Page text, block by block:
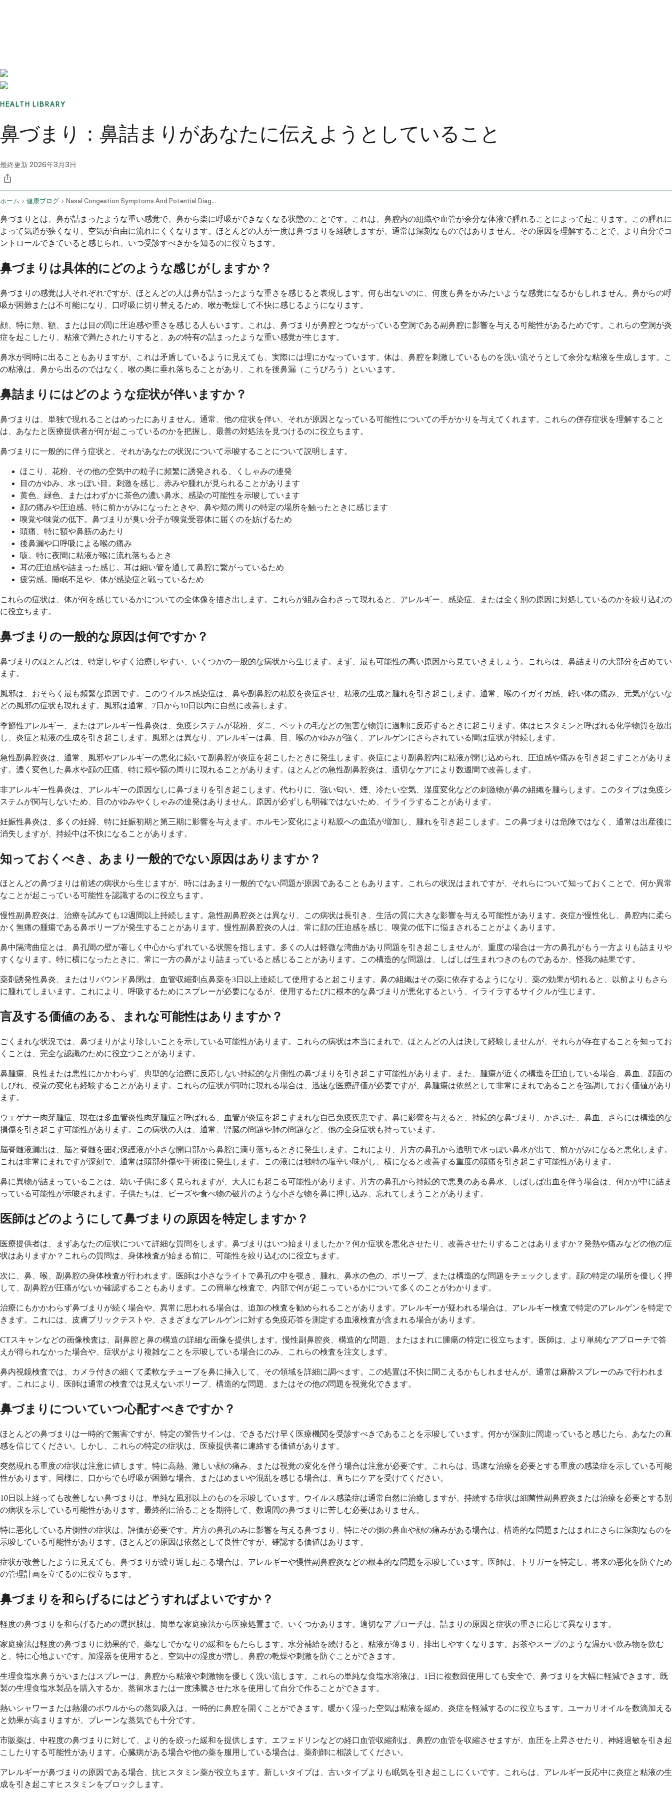
HEALTH LIBRARY
鼻づまり：鼻詰まりがあなたに伝えようとしていること
最終更新2026年3月3日
ホーム 健康ブログ Nasal Congestion Symptoms And Potential Diagnosis
鼻づまりとは、鼻が詰まったような重い感覚で、鼻から楽に呼吸ができなくなる状態のことです。これは、鼻腔内の組織や血管が余分な体液で腫れることによって起こります。この腫れに
よって気道が狭くなり、空気が自由に流れにくくなります。ほとんどの人が一度は鼻づまりを経験しますが、通常は深刻なものではありません。その原因を理解することで、より自分でコ
ントロールできていると感じられ、いつ受診すべきかを知るのに役立ちます。
鼻づまりは具体的にどのような感じがしますか？
鼻づまりの感覚は人それぞれですが、ほとんどの人は鼻が詰まったような重さを感じると表現します。何も出ないのに、何度も鼻をかみたいような感覚になるかもしれません。鼻からの呼
吸が困難または不可能になり、口呼吸に切り替えるため、喉が乾燥して不快に感じるようになります。
顔、特に頬、額、または目の間に圧迫感や重さを感じる人もいます。これは、鼻づまりが鼻腔とつながっている空洞である副鼻腔に影響を与える可能性があるためです。これらの空洞が炎
症を起こしたり、粘液で満たされたりすると、あの特有の詰まったような重い感覚が生じます。
鼻水が同時に出ることもありますが、これは矛盾しているように見えても、実際には理にかなっています。体は、鼻腔を刺激しているものを洗い流そうとして余分な粘液を生成します。こ
の粘液は、鼻から出るのではなく、喉の奥に垂れ落ちることがあり、これを後鼻漏（こうびろう）といいます。
鼻詰まりにはどのような症状が伴いますか？
鼻づまりは、単独で現れることはめったにありません。通常、他の症状を伴い、それが原因となっている可能性についての手がかりを与えてくれます。これらの併存症状を理解すること
は、あなたと医療提供者が何が起こっているのかを把握し、最善の対処法を見つけるのに役立ちます。
鼻づまりに一般的に伴う症状と、それがあなたの状況について示唆することについて説明します。
ほこり、花粉、その他の空気中の粒子に頻繁に誘発される、くしゃみの連発
目のかゆみ、水っぽい目。刺激を感じ、赤みや腫れが見られることがあります
黄色、緑色、またはわずかに茶色の濃い鼻水。感染の可能性を示唆しています
顔の痛みや圧迫感。特に前かがみになったときや、鼻や頬の周りの特定の場所を触ったときに感じます
嗅覚や味覚の低下。鼻づまりが臭い分子が嗅覚受容体に届くのを妨げるため
頭痛、特に額や鼻筋のあたり
後鼻漏や口呼吸による喉の痛み
咳。特に夜間に粘液が喉に流れ落ちるとき
耳の圧迫感や詰まった感じ。耳は細い管を通して鼻腔に繋がっているため
疲労感。睡眠不足や、体が感染症と戦っているため
これらの症状は、体が何を感じているかについての全体像を描き出します。これらが組み合わさって現れると、アレルギー、感染症、または全く別の原因に対処しているのかを絞り込むの
に役立ちます。
鼻づまりの一般的な原因は何ですか？
鼻づまりのほとんどは、特定しやすく治療しやすい、いくつかの一般的な病状から生じます。まず、最も可能性の高い原因から見ていきましょう。これらは、鼻詰まりの大部分を占めてい
ます。
風邪は、おそらく最も頻繁な原因です。このウイルス感染症は、鼻や副鼻腔の粘膜を炎症させ、粘液の生成と腫れを引き起こします。通常、喉のイガイガ感、軽い体の痛み、元気がないな
どの風邪の症状も現れます。風邪は通常、7日から10日以内に自然に改善します。
季節性アレルギー、またはアレルギー性鼻炎は、免疫システムが花粉、ダニ、ペットの毛などの無害な物質に過剰に反応するときに起こります。体はヒスタミンと呼ばれる化学物質を放出
し、炎症と粘液の生成を引き起こします。風邪とは異なり、アレルギーは鼻、目、喉のかゆみが強く、アレルゲンにさらされている間は症状が持続します。
急性副鼻腔炎は、通常、風邪やアレルギーの悪化に続いて副鼻腔が炎症を起こしたときに発生します。炎症により副鼻腔内に粘液が閉じ込められ、圧迫感や痛みを引き起こすことがありま
す。濃く変色した鼻水や顔の圧痛、特に頬や額の周りに現れることがあります。ほとんどの急性副鼻腔炎は、適切なケアにより数週間で改善します。
非アレルギー性鼻炎は、アレルギーの原因なしに鼻づまりを引き起こします。代わりに、強い匂い、煙、冷たい空気、湿度変化などの刺激物が鼻の組織を腫らします。このタイプは免疫シ
ステムが関与しないため、目のかゆみやくしゃみの連発はありません。原因が必ずしも明確ではないため、イライラすることがあります。
妊娠性鼻炎は、多くの妊婦、特に妊娠初期と第三期に影響を与えます。ホルモン変化により粘膜への血流が増加し、腫れを引き起こします。この鼻づまりは危険ではなく、通常は出産後に
消失しますが、持続中は不快になることがあります。
知っておくべき、あまり一般的でない原因はありますか？
ほとんどの鼻づまりは前述の病状から生じますが、時にはあまり一般的でない問題が原因であることもあります。これらの状況はまれですが、それらについて知っておくことで、何か異常
なことが起こっている可能性を認識するのに役立ちます。
慢性副鼻腔炎は、治療を試みても12週間以上持続します。急性副鼻腔炎とは異なり、この病状は長引き、生活の質に大きな影響を与える可能性があります。炎症が慢性化し、鼻腔内に柔ら
かく無痛の腫瘍である鼻ポリープが発生することがあります。慢性副鼻腔炎の人は、常に顔の圧迫感を感じ、嗅覚の低下に悩まされることがよくあります。
鼻中隔湾曲症とは、鼻孔間の壁が著しく中心からずれている状態を指します。多くの人は軽微な湾曲があり問題を引き起こしませんが、重度の場合は一方の鼻孔がもう一方よりも詰まりや
すくなります。特に横になったときに、常に一方の鼻がより詰まっていると感じることがあります。この構造的な問題は、しばしば生まれつきのものであるか、怪我の結果です。
薬剤誘発性鼻炎、またはリバウンド鼻閉は、血管収縮剤点鼻薬を3日以上連続して使用すると起こります。鼻の組織はその薬に依存するようになり、薬の効果が切れると、以前よりもさら
に腫れてしまいます。これにより、呼吸するためにスプレーが必要になるが、使用するたびに根本的な鼻づまりが悪化するという、イライラするサイクルが生じます。
言及する価値のある、まれな可能性はありますか？
ごくまれな状況では、鼻づまりがより珍しいことを示している可能性があります。これらの病状は本当にまれで、ほとんどの人は決して経験しませんが、それらが存在することを知ってお
くことは、完全な認識のために役立つことがあります。
鼻腫瘍、良性または悪性にかかわらず、典型的な治療に反応しない持続的な片側性の鼻づまりを引き起こす可能性があります。また、腫瘍が近くの構造を圧迫している場合、鼻血、顔面の
しびれ、視覚の変化も経験することがあります。これらの症状が同時に現れる場合は、迅速な医療評価が必要ですが、鼻腫瘍は依然として非常にまれであることを強調しておく価値があり
ます。
ウェゲナー肉芽腫症、現在は多血管炎性肉芽腫症と呼ばれる、血管が炎症を起こすまれな自己免疫疾患です。鼻に影響を与えると、持続的な鼻づまり、かさぶた、鼻血、さらには構造的な
損傷を引き起こす可能性があります。この病状の人は、通常、腎臓の問題や肺の問題など、他の全身症状も持っています。
脳脊髄液漏出は、脳と脊髄を囲む保護液が小さな開口部から鼻腔に滴り落ちるときに発生します。これにより、片方の鼻孔から透明で水っぽい鼻水が出て、前かがみになると悪化します。
これは非常にまれですが深刻で、通常は頭部外傷や手術後に発生します。この液には独特の塩辛い味がし、横になると改善する重度の頭痛を引き起こす可能性があります。
鼻に異物が詰まっていることは、幼い子供に多く見られますが、大人にも起こる可能性があります。片方の鼻孔から持続的で悪臭のある鼻水、しばしば出血を伴う場合は、何かが中に詰ま
っている可能性が示唆されます。子供たちは、ビーズや食べ物の破片のような小さな物を鼻に押し込み、忘れてしまうことがあります。
医師はどのようにして鼻づまりの原因を特定しますか？
医療提供者は、まずあなたの症状について詳細な質問をします。鼻づまりはいつ始まりましたか？何か症状を悪化させたり、改善させたりすることはありますか？発熱や痛みなどの他の症
状はありますか？これらの質問は、身体検査が始まる前に、可能性を絞り込むのに役立ちます。
次に、鼻、喉、副鼻腔の身体検査が行われます。医師は小さなライトで鼻孔の中を覗き、腫れ、鼻水の色の、ポリープ、または構造的な問題をチェックします。顔の特定の場所を優しく押
して、副鼻腔が圧痛がないか確認することもあります。この簡単な検査で、内部で何が起こっているかについて多くのことがわかります。
治療にもかかわらず鼻づまりが続く場合や、異常に思われる場合は、追加の検査を勧められることがあります。アレルギーが疑われる場合は、アレルギー検査で特定のアレルゲンを特定で
きます。これには、皮膚プリックテストや、さまざまなアレルゲンに対する免疫応答を測定する血液検査が含まれる場合があります。
CTスキャンなどの画像検査は、副鼻腔と鼻の構造の詳細な画像を提供します。慢性副鼻腔炎、構造的な問題、またはまれに腫瘍の特定に役立ちます。医師は、より単純なアプローチで答
えが得られなかった場合や、症状がより複雑なことを示唆している場合にのみ、これらの検査を注文します。
鼻内視鏡検査では、カメラ付きの細くて柔軟なチューブを鼻に挿入して、その領域を詳細に調べます。この処置は不快に聞こえるかもしれませんが、通常は麻酔スプレーのみで行われま
す。これにより、医師は通常の検査では見えないポリープ、構造的な問題、またはその他の問題を視覚化できます。
鼻づまりについていつ心配すべきですか？
ほとんどの鼻づまりは一時的で無害ですが、特定の警告サインは、できるだけ早く医療機関を受診すべきであることを示唆しています。何かが深刻に間違っていると感じたら、あなたの直
感を信じてください。しかし、これらの特定の症状は、医療提供者に連絡する価値があります。
突然現れる重度の症状は注意に値します。特に高熱、激しい顔の痛み、または視覚の変化を伴う場合は注意が必要です。これらは、迅速な治療を必要とする重度の感染症を示している可能
性があります。同様に、口からでも呼吸が困難な場合、またはめまいや混乱を感じる場合は、直ちにケアを受けてください。
10日以上経っても改善しない鼻づまりは、単純な風邪以上のものを示唆しています。ウイルス感染症は通常自然に治癒しますが、持続する症状は細菌性副鼻腔炎または治療を必要とする別
の病状を示している可能性があります。最終的に治ることを期待して、数週間の鼻づまりに苦しむ必要はありません。
特に悪化している片側性の症状は、評価が必要です。片方の鼻孔のみに影響を与える鼻づまり、特にその側の鼻血や顔の痛みがある場合は、構造的な問題またはまれにさらに深刻なものを
示唆している可能性があります。ほとんどの原因は依然として良性ですが、確認する価値はあります。
症状が改善したように見えても、鼻づまりが繰り返し起こる場合は、アレルギーや慢性副鼻腔炎などの根本的な問題を示唆しています。医師は、トリガーを特定し、将来の悪化を防ぐため
の管理計画を立てるのに役立ちます。
鼻づまりを和らげるにはどうすればよいですか？
軽度の鼻づまりを和らげるための選択肢は、簡単な家庭療法から医療処置まで、いくつかあります。適切なアプローチは、詰まりの原因と症状の重さに応じて異なります。
家庭療法は軽度の鼻づまりに効果的で、薬なしでかなりの緩和をもたらします。水分補給を続けると、粘液が薄まり、排出しやすくなります。お茶やスープのような温かい飲み物を飲む
と、特に心地よいです。加湿器を使用すると、空気中の湿度が増し、鼻腔の乾燥や刺激を防ぐことができます。
生理食塩水鼻うがいまたはスプレーは、鼻腔から粘液や刺激物を優しく洗い流します。これらの単純な食塩水溶液は、1日に複数回使用しても安全で、鼻づまりを大幅に軽減できます。既
製の生理食塩水製品を購入するか、蒸留水または一度沸騰させた水を使用して自分で作ることができます。
熱いシャワーまたは熱湯のボウルからの蒸気吸入は、一時的に鼻腔を開くことができます。暖かく湿った空気は粘液を緩め、炎症を軽減するのに役立ちます。ユーカリオイルを数滴加える
と効果が高まりますが、プレーンな蒸気でも十分です。
市販薬は、中程度の鼻づまりに対して、より的を絞った緩和を提供します。エフェドリンなどの経口血管収縮剤は、鼻腔の血管を収縮させますが、血圧を上昇させたり、神経過敏を引き起
こしたりする可能性があります。心臓病がある場合や他の薬を服用している場合は、薬剤師に相談してください。
アレルギーが鼻づまりの原因である場合、抗ヒスタミン薬が役立ちます。新しいタイプは、古いタイプよりも眠気を引き起こしにくいです。これらは、アレルギー反応中に炎症と粘液の生
成を引き起こすヒスタミンをブロックします。